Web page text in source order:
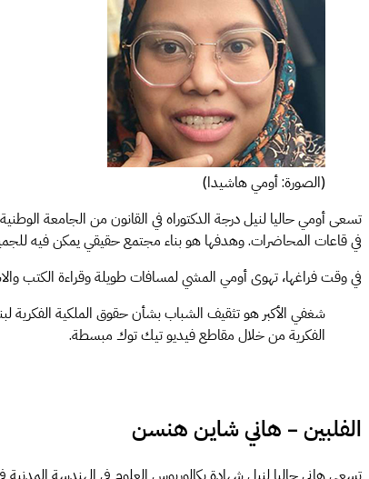
(الصورة: أومي هاشيدا)
تسعى أومي حاليا لنيل درجة الدكتوراه في القانون من الجامعة
في قاعات المحاضرات. وهدفها هو بناء مجتمع حقيقي يمكن فيه
في وقت فراغها، تهوى أومي المشي لمسافات طويلة وقراءة الكتب
شغفي الأكبر هو تثقيف الشباب بشأن حقوق الملكية الفكرية
الفكرية من خلال مقاطع فيديو تيك توك مبسطة.
الفلبين – هاني شاين هنسن
تسعى هاني حاليا لنيل شهادة بكالوريوس العلوم في الهندسة المدنية